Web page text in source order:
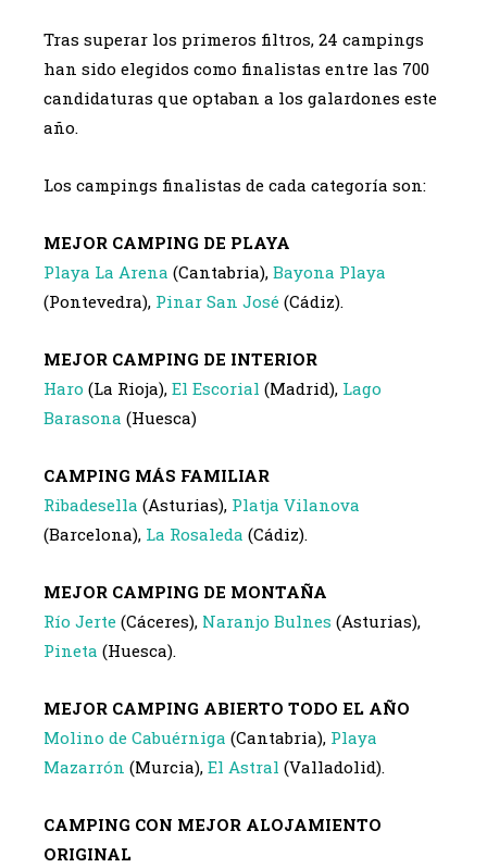
Tras superar los primeros filtros, 24 campings
han sido elegidos como finalistas entre las 700
candidaturas que optaban a los galardones este
año.
Los campings finalistas de cada categoría son:
MEJOR CAMPING DE PLAYA
Playa La Arena (Cantabria), Bayona Playa
(Pontevedra), Pinar San José (Cádiz).
MEJOR CAMPING DE INTERIOR
Haro (La Rioja), El Escorial (Madrid), Lago
Barasona (Huesca)
CAMPING MÁS FAMILIAR
Ribadesella (Asturias), Platja Vilanova
(Barcelona), La Rosaleda (Cádiz).
MEJOR CAMPING DE MONTAÑA
Río Jerte (Cáceres), Naranjo Bulnes (Asturias),
Pineta (Huesca).
MEJOR CAMPING ABIERTO TODO EL AÑO
Molino de Cabuérniga (Cantabria), Playa
Mazarrón (Murcia), El Astral (Valladolid).
CAMPING CON MEJOR ALOJAMIENTO
ORIGINAL